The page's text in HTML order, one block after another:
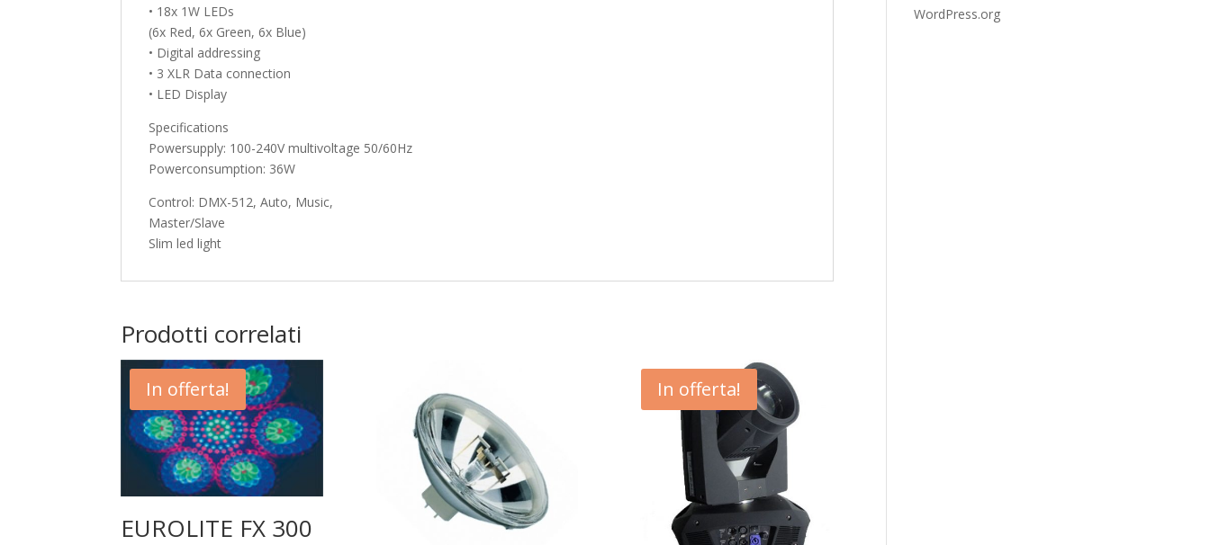
• 18x 1W LEDs
(6x Red, 6x Green, 6x Blue)
• Digital addressing
• 3 XLR Data connection
• LED Display
Specifications
Powersupply: 100-240V multivoltage 50/60Hz
Powerconsumption: 36W
Control: DMX-512, Auto, Music,
Master/Slave
Slim led light
Prodotti correlati
In offerta!
EUROLITE FX 300
In offerta!
WordPress.org